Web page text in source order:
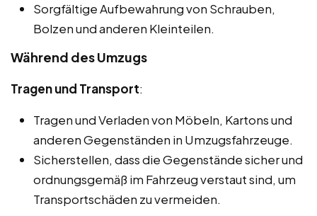
Sorgfältige Aufbewahrung von Schrauben,
Bolzen und anderen Kleinteilen.
Während des Umzugs
Tragen und Transport:
Tragen und Verladen von Möbeln, Kartons und
anderen Gegenständen in Umzugsfahrzeuge.
Sicherstellen, dass die Gegenstände sicher und
ordnungsgemäß im Fahrzeug verstaut sind, um
Transportschäden zu vermeiden.